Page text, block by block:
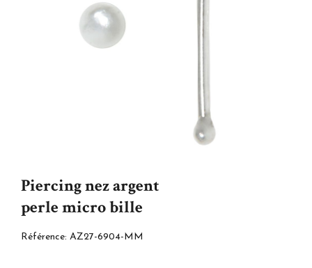
Piercing nez argent
perle micro bille
Référence: AZ27-6904-MM